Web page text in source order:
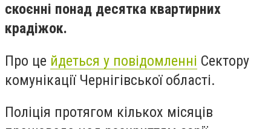
скоєнні понад десятка квартирних
крадіжок.
Про це йдеться у повідомленні Сектору
комунікації Чернігівської області.
Поліція протягом кількох місяців